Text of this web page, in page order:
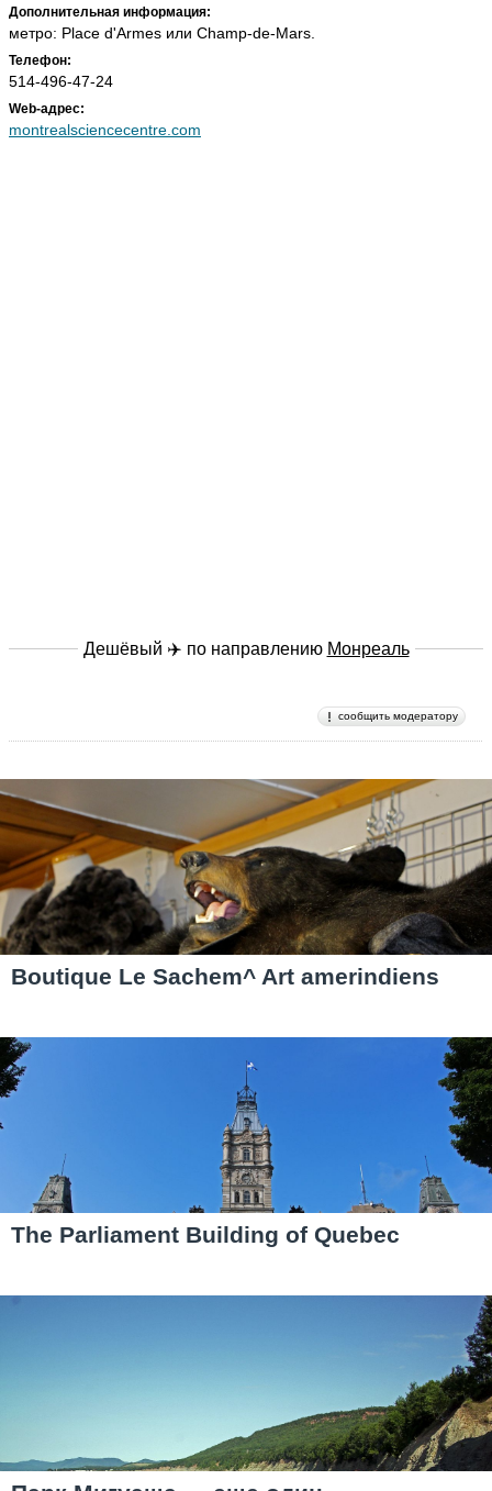
Дополнительная информация:
метро: Place d'Armes или Champ-de-Mars.
Телефон:
514-496-47-24
Web-адрес:
montrealsciencecentre.com
Дешёвый ✈️ по направлению Монреаль
сообщить модератору
Boutique Le Sachem^ Art amerindiens
The Parliament Building of Quebec